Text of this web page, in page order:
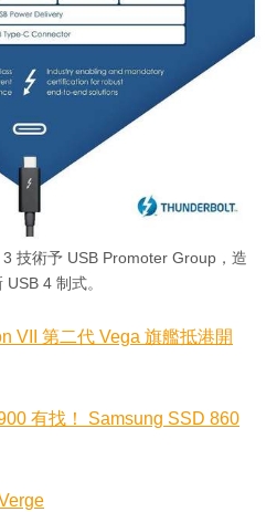
技術予 USB Promoter Group，造
USB 4 制式。
VII 第二代 Vega 旗艦抵港開
有找！ Samsung SSD 860